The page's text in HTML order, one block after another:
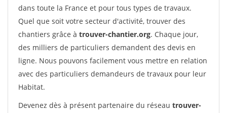
dans toute la France et pour tous types de travaux.
Quel que soit votre secteur d'activité, trouver des
chantiers grâce à trouver-chantier.org. Chaque jour,
des milliers de particuliers demandent des devis en
ligne. Nous pouvons facilement vous mettre en relation
avec des particuliers demandeurs de travaux pour leur
Habitat.
Devenez dès à présent partenaire du réseau trouver-